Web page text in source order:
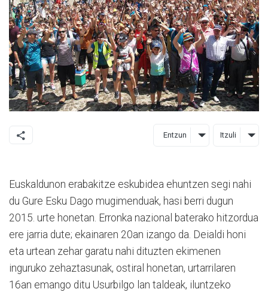
Entzun Itzuli
Euskaldunon erabakitze eskubidea ehuntzen segi nahi
du Gure Esku Dago mugimenduak, hasi berri dugun
2015. urte honetan. Erronka nazional baterako hitzordua
ere jarria dute; ekainaren 20an izango da. Deialdi honi
eta urtean zehar garatu nahi dituzten ekimenen
inguruko zehaztasunak, ostiral honetan, urtarrilaren
16an emango ditu Usurbilgo lan taldeak, iluntzeko